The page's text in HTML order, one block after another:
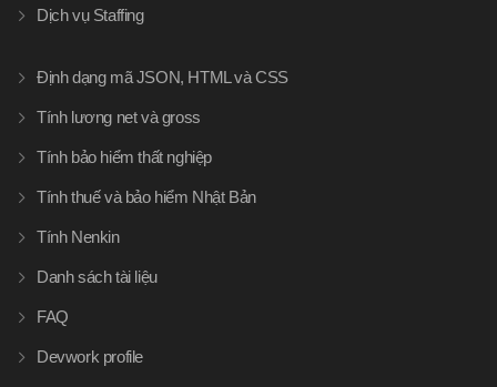
Dịch vụ Staffing
Định dạng mã JSON, HTML và CSS
Tính lương net và gross
Tính bảo hiểm thất nghiệp
Tính thuế và bảo hiểm Nhật Bản
Tính Nenkin
Danh sách tài liệu
FAQ
Devwork profile